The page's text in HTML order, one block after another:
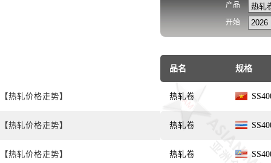
【热轧价格走势】
【热轧价格走势】
【热轧价格走势】
产品
开始
品名 规格
热轧卷
热轧卷
热轧卷